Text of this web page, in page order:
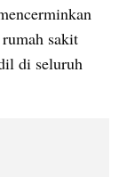
sakit
di seluruh